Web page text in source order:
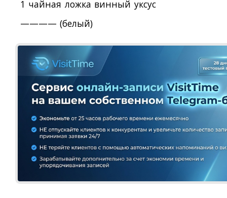
1 чайная ложка винный уксус
———— (белый)